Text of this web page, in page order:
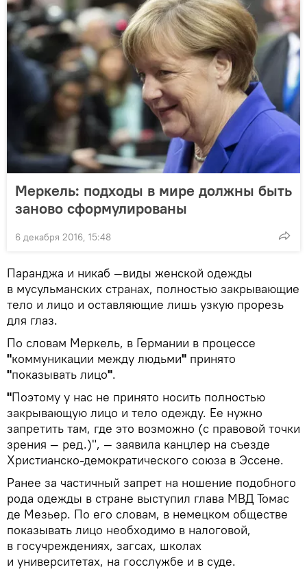
Меркель: подходы в мире должны быть
заново сформулированы
6 декабря 2016, 15:48
Паранджа и никаб —виды женской одежды
в мусульманских странах, полностью закрывающие
тело и лицо и оставляющие лишь узкую прорезь
для глаз.
По словам Меркель, в Германии в процессе
"коммуникации между людьми" принято
"показывать лицо".
"Поэтому у нас не принято носить полностью
закрывающую лицо и тело одежду. Ее нужно
запретить там, где это возможно (с правовой точки
зрения — ред.)", — заявила канцлер на съезде
Христианско-демократического союза в Эссене.
Ранее за частичный запрет на ношение подобного
рода одежды в стране выступил глава МВД Томас
де Мезьер. По его словам, в немецком обществе
показывать лицо необходимо в налоговой,
в госучреждениях, загсах, школах
и университетах, на госслужбе и в суде.